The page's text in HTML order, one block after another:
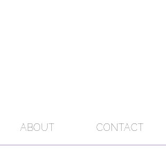
ABOUT CONTACT